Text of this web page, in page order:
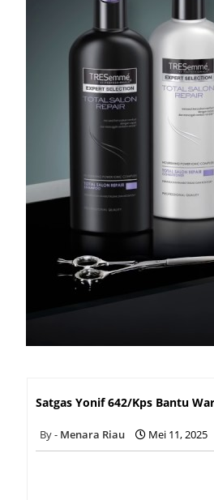
Satgas Yonif 642/Kps Bantu
Menara Riau Mei 11, 2025